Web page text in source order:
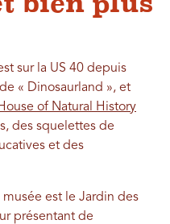
sur la US 40 depuis
« Dinosaurland », et
of Natural History
des squelettes de
et des
est le Jardin des
présentant de